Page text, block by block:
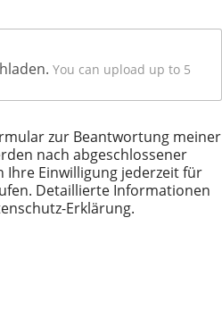
You can upload up to 5
zur Beantwortung meiner
nach abgeschlossener
Ihre Einwilligung jederzeit für
Detaillierte Informationen
Erklärung.